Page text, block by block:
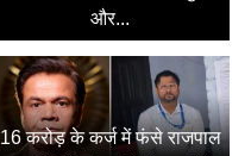
और...
16 करोड़ के कर्ज में फंसे राजपाल